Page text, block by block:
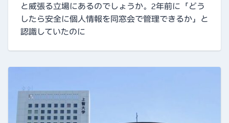
と威張る立場にあるのでしょうか。2年前に「どう
したら安全に個人情報を同窓会で管理できるか」と
認識していたのに